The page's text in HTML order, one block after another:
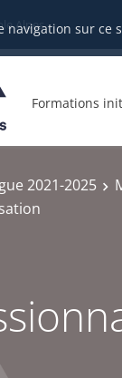
navigation sur ce
Alpes
Formations
2021-2025